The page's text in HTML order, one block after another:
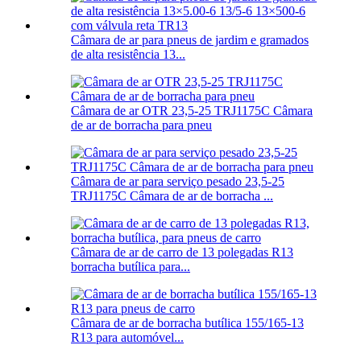
Câmara de ar para pneus de jardim e gramados
de alta resistência 13...
Câmara de ar OTR 23,5-25 TRJ1175C Câmara
de ar de borracha para pneu
Câmara de ar para serviço pesado 23,5-25
TRJ1175C Câmara de ar de borracha ...
Câmara de ar de carro de 13 polegadas R13
borracha butílica para...
Câmara de ar de borracha butílica 155/165-13
R13 para automóvel...